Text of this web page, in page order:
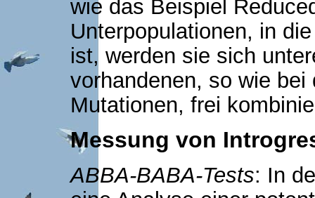
wie das Beispiel
Unterpopulationen, in
ist, werden sie sich
vorhandenen, so wie bei
Mutationen, frei
Messung von
ABBA-BABA-Tests: In